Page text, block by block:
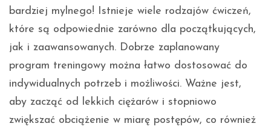
bardziej mylnego! Istnieje wiele rodzajów ćwiczeń,
które są odpowiednie zarówno dla początkujących,
jak i zaawansowanych. Dobrze zaplanowany
program treningowy można łatwo dostosować do
indywidualnych potrzeb i możliwości. Ważne jest,
aby zacząć od lekkich ciężarów i stopniowo
zwiększać obciążenie w miarę postępów, co również